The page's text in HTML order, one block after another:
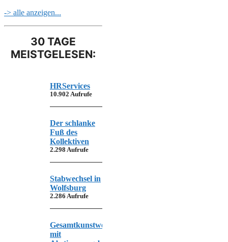
-> alle anzeigen...
30 TAGE
MEISTGELESEN:
HRServices
10.902 Aufrufe
Der schlanke
Fuß des
Kollektiven
2.298 Aufrufe
Stabwechsel in
Wolfsburg
2.286 Aufrufe
Gesamtkunstwerk
mit